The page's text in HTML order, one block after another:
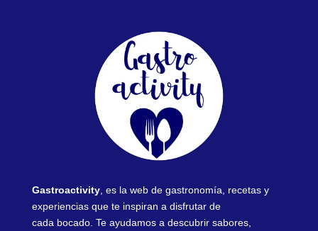
Gastroactivity, es la web de gastronomía, recetas y
experiencias que te inspiran a disfrutar de
cada bocado. Te ayudamos a descubrir sabores,